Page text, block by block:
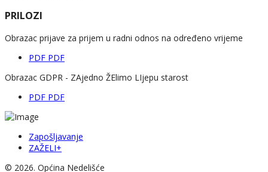
PRILOZI
Obrazac prijave za prijem u radni odnos na određeno vrijeme
PDF PDF
Obrazac GDPR - ZAjedno ŽElimo LIjepu starost
PDF PDF
Zapošljavanje
ZAŽELI+
© 2026. Općina Nedelišće